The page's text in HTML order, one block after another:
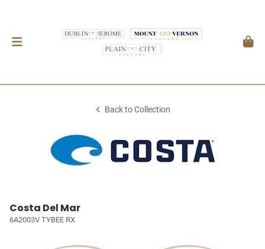
Back to Collection
Costa Del Mar
6A2003V TYBEE RX